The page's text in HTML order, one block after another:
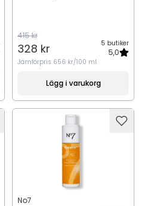
415 kr
328 kr 5 butiker
5,0
Jämförpris 656 kr/100 ml
Lägg i varukorg
No7